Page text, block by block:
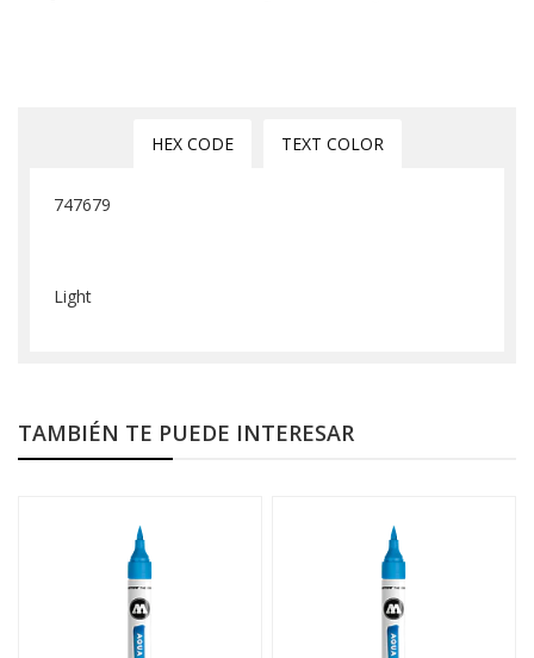
HEX CODE TEXT COLOR
747679
Light
TAMBIÉN TE PUEDE INTERESAR